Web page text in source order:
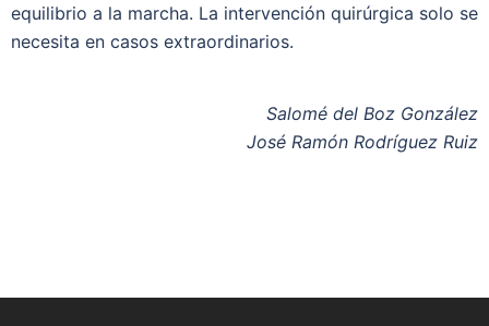
equilibrio a la marcha. La intervención quirúrgica solo se
necesita en casos extraordinarios.
Salomé del Boz González
José Ramón Rodríguez Ruiz